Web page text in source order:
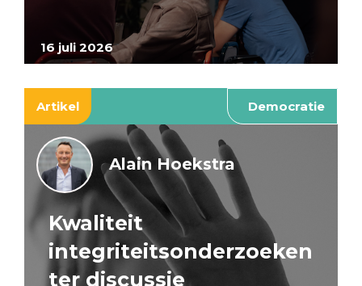
16 juli 2026
Artikel Democratie
Alain Hoekstra
Kwaliteit
integriteitsonderzoeken
ter discussie